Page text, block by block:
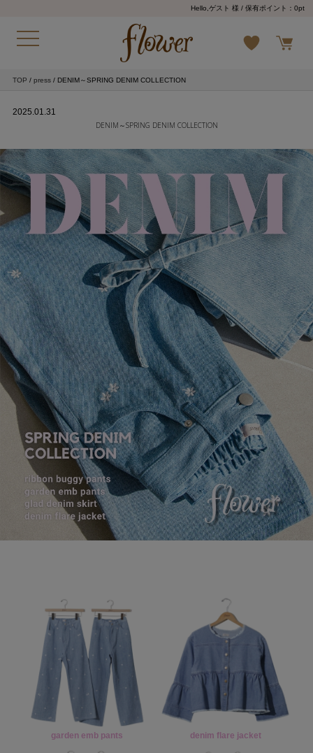
Hello,ゲスト 様 / 保有ポイント：0pt
TOP / press/ DENIM～SPRING DENIM COLLECTION
2025.01.31
DENIM～SPRING DENIM COLLECTION
garden emb pants denim flare jacket